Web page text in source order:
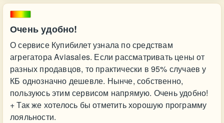
Очень удобно!
О сервисе Купибилет узнала по средствам
агрегатора Aviasales. Если рассматривать цены от
разных продавцов, то практически в 95% случаев у
КБ однозначно дешевле. Нынче, собственно,
пользуюсь этим сервисом напрямую. Очень удобно!
+ Так же хотелось бы отметить хорошую программу
лояльности.